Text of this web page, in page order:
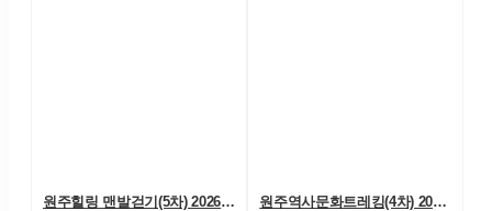
원주힐링 맨발걷기(5차) 2026. 07. 04. (토) 원주역사문화트레킹(4차) 2026. 06. 27.(토)